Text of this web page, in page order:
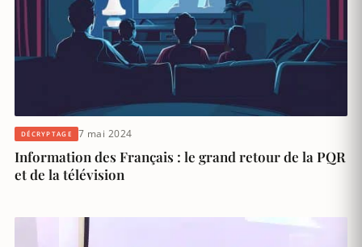
DÉCRYPTAGE 7 mai 2024
Information des Français : le grand retour de la PQR
et de la télévision